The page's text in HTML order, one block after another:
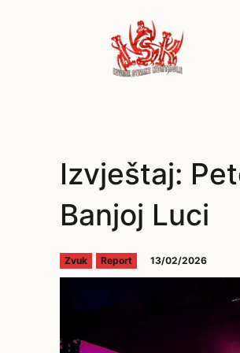
Izvještaj:
Banjoj Luci
Zvuk Report 13/02/2026